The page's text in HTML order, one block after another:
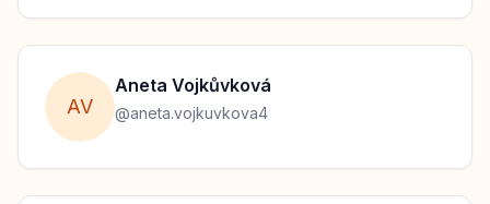
AV
Aneta Vojkůvková
@aneta.vojkuvkova4